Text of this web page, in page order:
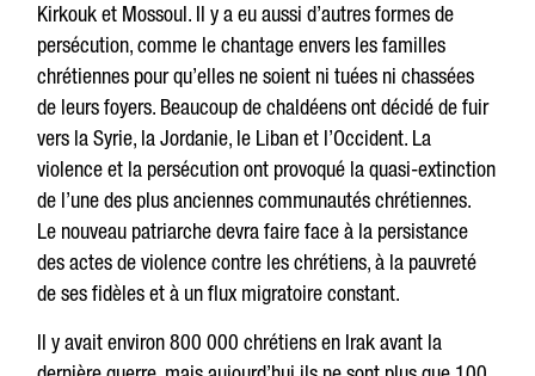
Kirkouk et Mossoul. Il y a eu aussi d’autres formes de
persécution, comme le chantage envers les familles
chrétiennes pour qu’elles ne soient ni tuées ni chassées
de leurs foyers. Beaucoup de chaldéens ont décidé de fuir
vers la Syrie, la Jordanie, le Liban et l’Occident. La
violence et la persécution ont provoqué la quasi-extinction
de l’une des plus anciennes communautés chrétiennes.
Le nouveau patriarche devra faire face à la persistance
des actes de violence contre les chrétiens, à la pauvreté
de ses fidèles et à un flux migratoire constant.
Il y avait environ 800 000 chrétiens en Irak avant la